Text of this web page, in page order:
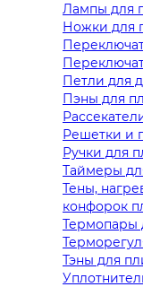
Лампы для
Ножки для
Петли для
Пэны для
Решетки и
Ручки для
Таймеры
Тены,
конфорок
Термопары
Тэны для